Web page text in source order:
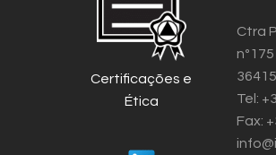
Certificações e
Ética
Ctra
nº175
Tel:
Fax: